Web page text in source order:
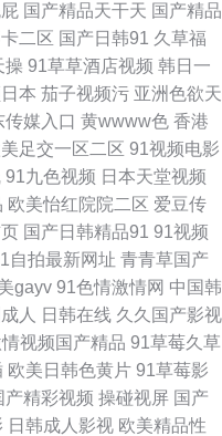
区二区 国产乱子伦一区二区三
站免费观看 亚洲网黄 国产美女
天堂色在线 色AV影音先锋 久
色网 91制作室白乳 丁香五月日
超碰人人91在线 91孕妇视频 最
入人口 91色色导航导航 影音先
俄肥婆性 91黑丝高跟后入 91网
线入口 91牛91ncom 亚洲精品
国产精品天干天 国产精品
二区 国产日韩91 久草福
操 91草草酒店视频 韩日一
本 茄子视频污 亚洲色欲天
传媒入口 黄wwww色 香港
足交一区二区 91视频电影
91九色视频 日本天堂视频
欧美怡红院院二区 爱豆传
国产日韩精品91 91视频
自拍最新网址 青青草国产
gayv 91色情激情网 中国韩
人 日韩在线 久久国产影视
视频国产精品 91草莓久草
欧美日韩色黄片 91草莓影
产精彩视频 操碰视屏 国产
日韩成人影视 欧美精品性